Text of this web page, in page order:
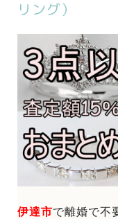
リング）
伊達市で離婚で不